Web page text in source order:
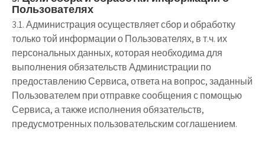
Пользователях
3.1. Администрация осуществляет сбор и обработку
только той информации о Пользователях, в т.ч. их
персональных данных, которая необходима для
выполнения обязательств Администрации по
предоставлению Сервиса, ответа на вопрос, заданный
Пользователем при отправке сообщения с помощью
Сервиса, а также исполнения обязательств,
предусмотренных пользовательским соглашением.